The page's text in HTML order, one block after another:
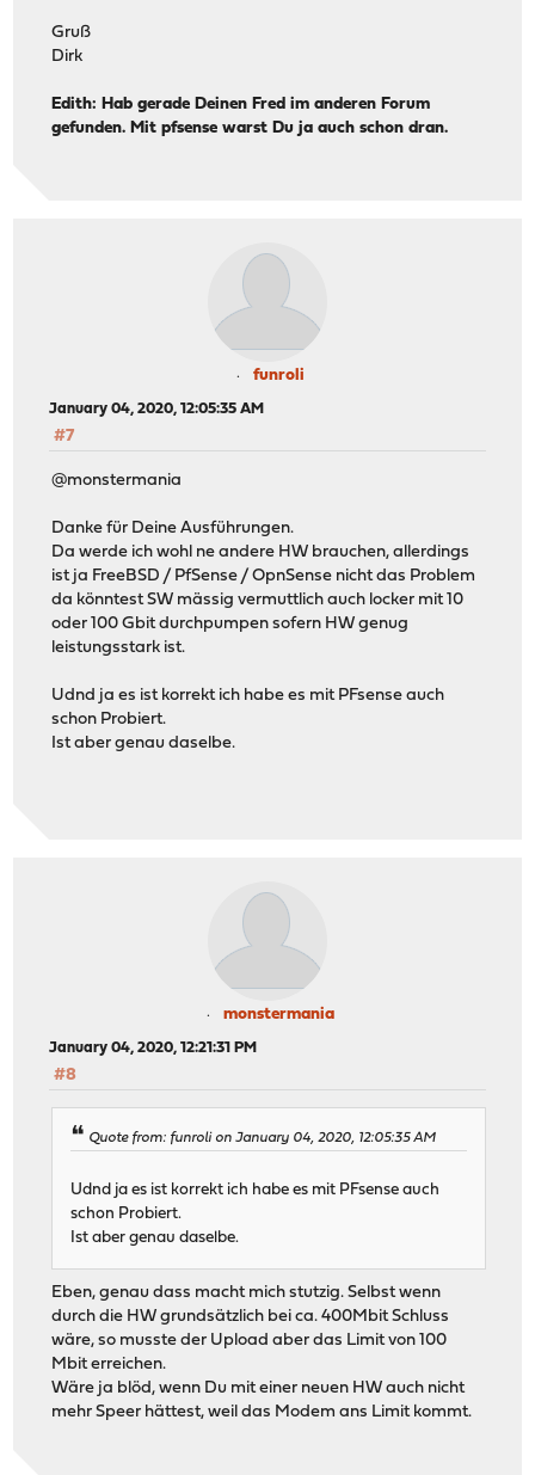
Gruß
Dirk
Edith: Hab gerade Deinen Fred im anderen Forum
gefunden. Mit pfsense warst Du ja auch schon dran.
funroli
January 04, 2020, 12:05:35 AM
#7
@monstermania
Danke für Deine Ausführungen.
Da werde ich wohl ne andere HW brauchen, allerdings
ist ja FreeBSD / PfSense / OpnSense nicht das Problem
da könntest SW mässig vermuttlich auch locker mit 10
oder 100 Gbit durchpumpen sofern HW genug
leistungsstark ist.
Udnd ja es ist korrekt ich habe es mit PFsense auch
schon Probiert.
Ist aber genau daselbe.
monstermania
January 04, 2020, 12:21:31 PM
#8
Quote from: funroli on January 04, 2020, 12:05:35 AM
Udnd ja es ist korrekt ich habe es mit PFsense auch
schon Probiert.
Ist aber genau daselbe.
Eben, genau dass macht mich stutzig. Selbst wenn
durch die HW grundsätzlich bei ca. 400Mbit Schluss
wäre, so musste der Upload aber das Limit von 100
Mbit erreichen.
Wäre ja blöd, wenn Du mit einer neuen HW auch nicht
mehr Speer hättest, weil das Modem ans Limit kommt.